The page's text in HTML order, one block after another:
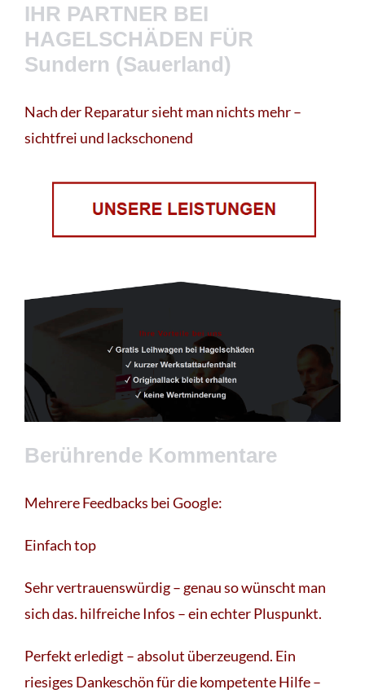
IHR PARTNER BEI
HAGELSCHÄDEN FÜR
Sundern (Sauerland)
Nach der Reparatur sieht man nichts mehr –
sichtfrei und lackschonend
Berührende Kommentare
Mehrere Feedbacks bei Google:
Einfach top
Sehr vertrauenswürdig – genau so wünscht man
sich das. hilfreiche Infos – ein echter Pluspunkt.
Perfekt erledigt – absolut überzeugend. Ein
riesiges Dankeschön für die kompetente Hilfe –